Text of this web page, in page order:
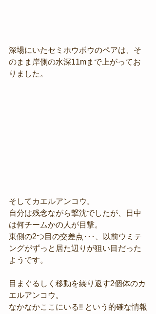
深場にいたセミホウボウのペアは、そ
のまま岸側の水深11mまで上がってお
りました。
そしてカエルアンコウ。
自分は残念ながら撃沈でしたが、日中
は何チームかの人が目撃。
東側の2つ目の交差点･･･、以前ウミテ
ングがずっと居た辺りが狙い目だった
ようです。
目まぐるしく移動を繰り返す2個体のカ
エルアンコウ。
なかなかここにいる!! という的確な情報